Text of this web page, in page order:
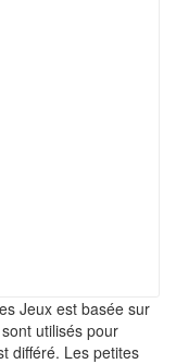
Jeux est basée sur
utilisés pour
différé. Les petites